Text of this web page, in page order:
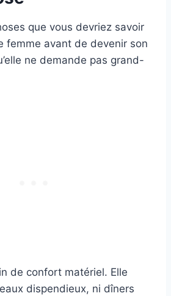
que vous devriez savoir
femme avant de devenir son
ne demande pas grand-
de confort matériel. Elle
dispendieux, ni dîners